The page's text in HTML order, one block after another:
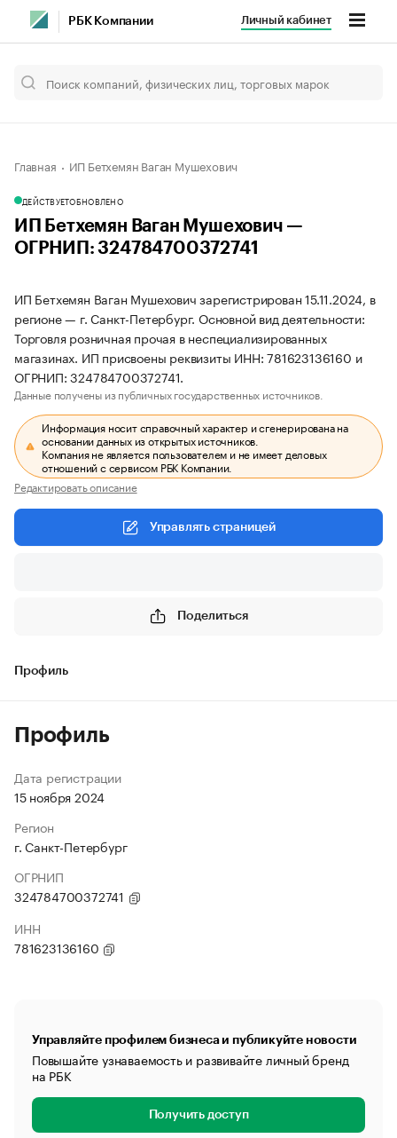
РБК Компании Личный кабинет
Главная ИП Бетхемян Ваган Мушехович
ДЕЙСТВУЕТОБНОВЛЕНО
ИП Бетхемян Ваган Мушехович —
ОГРНИП: 324784700372741
ИП Бетхемян Ваган Мушехович зарегистрирован 15.11.2024, в
регионе — г. Санкт-Петербург. Основной вид деятельности:
Торговля розничная прочая в неспециализированных
магазинах. ИП присвоены реквизиты ИНН: 781623136160 и
ОГРНИП: 324784700372741.
Данные получены из публичных государственных источников.
Информация носит справочный характер и сгенерирована на
основании данных из открытых источников.
Компания не является пользователем и не имеет деловых
отношений с сервисом РБК Компании.
Редактировать описание
Управлять страницей
Поделиться
Профиль
Профиль
Дата регистрации
15 ноября 2024
Регион
г. Санкт-Петербург
ОГРНИП
324784700372741
ИНН
781623136160
Управляйте профилем бизнеса и публикуйте новости
Повышайте узнаваемость и развивайте личный бренд
на РБК
Получить доступ